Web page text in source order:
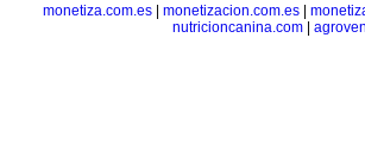
monetiza.com.es| monetizacion.com.es|
nutricioncanina.com